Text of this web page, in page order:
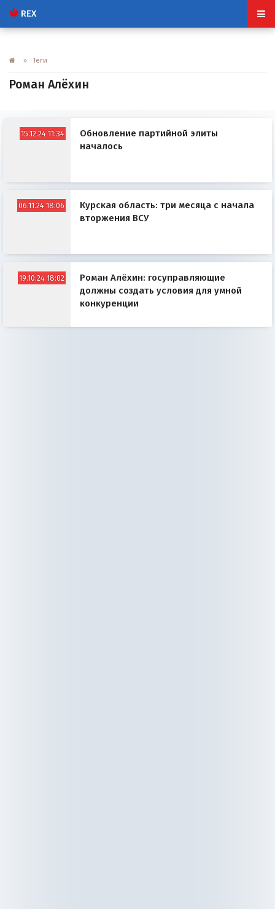
REX
» Теги
Роман Алёхин
15.12.24 11:34
Обновление партийной элиты
началось
06.11.24 18:06
Курская область: три месяца с начала
вторжения ВСУ
19.10.24 18:02
Роман Алёхин: госуправляющие
должны создать условия для умной
конкуренции